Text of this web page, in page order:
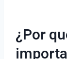
¿Por